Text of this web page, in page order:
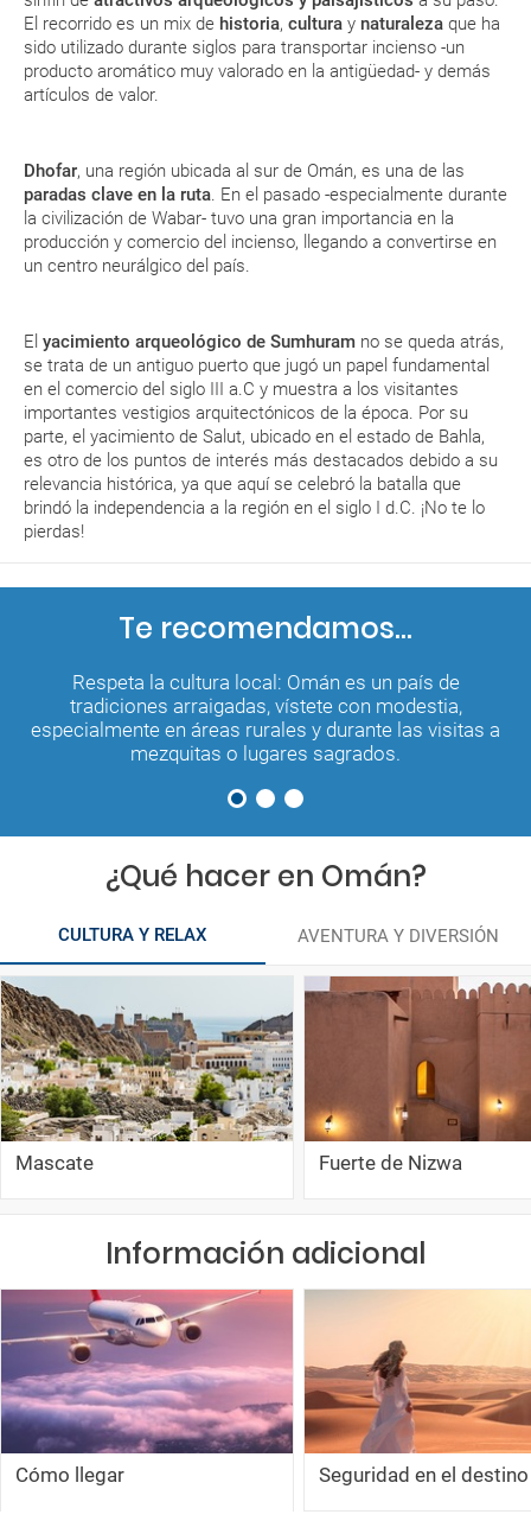
El recorrido es un mix de historia, cultura y naturaleza que ha
sido utilizado durante siglos para transportar incienso -un
producto aromático muy valorado en la antigüedad- y demás
artículos de valor.
Dhofar, una región ubicada al sur de Omán, es una de las
paradas clave en la ruta. En el pasado -especialmente durante
la civilización de Wabar- tuvo una gran importancia en la
producción y comercio del incienso, llegando a convertirse en
un centro neurálgico del país.
El yacimiento arqueológico de Sumhuram no se queda atrás,
se trata de un antiguo puerto que jugó un papel fundamental
en el comercio del siglo III a.C y muestra a los visitantes
importantes vestigios arquitectónicos de la época. Por su
parte, el yacimiento de Salut, ubicado en el estado de Bahla,
es otro de los puntos de interés más destacados debido a su
relevancia histórica, ya que aquí se celebró la batalla que
brindó la independencia a la región en el siglo I d.C. ¡No te lo
pierdas!
Te recomendamos...
Respeta la cultura local: Omán es un país de
tradiciones arraigadas, vístete con modestia,
especialmente en áreas rurales y durante las visitas a
mezquitas o lugares sagrados.
¿Qué hacer en Omán?
CULTURA Y RELAX AVENTURA Y DIVERSIÓN
Mascate Fuerte de Nizwa
Información adicional
Cómo llegar Seguridad en el destino